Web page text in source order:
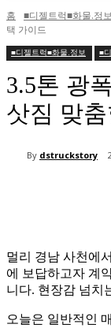
홈 ■디젤트럭■화물.정보
택 가이드
■디젤트럭■화물.정보 ■
3.5톤 광
삿짐 맞
By dstruckstory
멀리 경남 사천에
에 보답하고자 계
니다. 현장감 넘치
오늘은 일반적인